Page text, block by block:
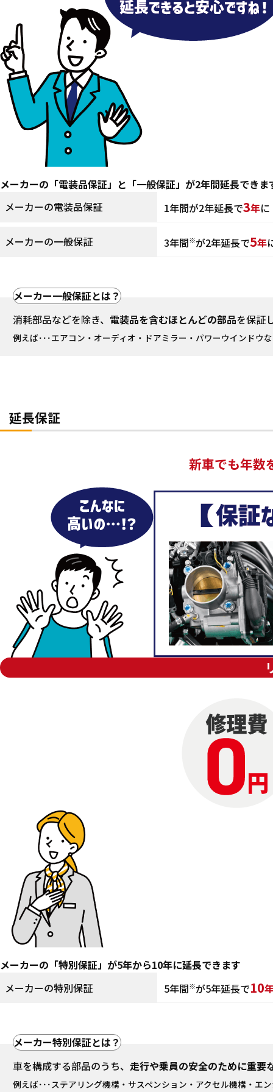
メーカーの「電装品保証」と 「一般保証」が2年間延長できま
メーカーの電装品保証
1年間が2年延長で3年に
メーカーの一般保証 3年間 が2年延長で5年
メーカー一般保証とは？
消耗部品などを除き、 電装品を含むほとんどの部品を保証
例えば･･･エアコン・オーディオ・ドアミラー・パワーウインドウ
延長保証
新車でも年数
メーカーの「特別保証」が5年から10年に延長できます
メーカーの特別保証
5年間 が5年延長で10
メーカー特別保証とは？
車を構成する部品のうち、 走行や乗員の安全のために重要
例えば･･･ ステアリング機構・サスペンション・アクセル機構・エ